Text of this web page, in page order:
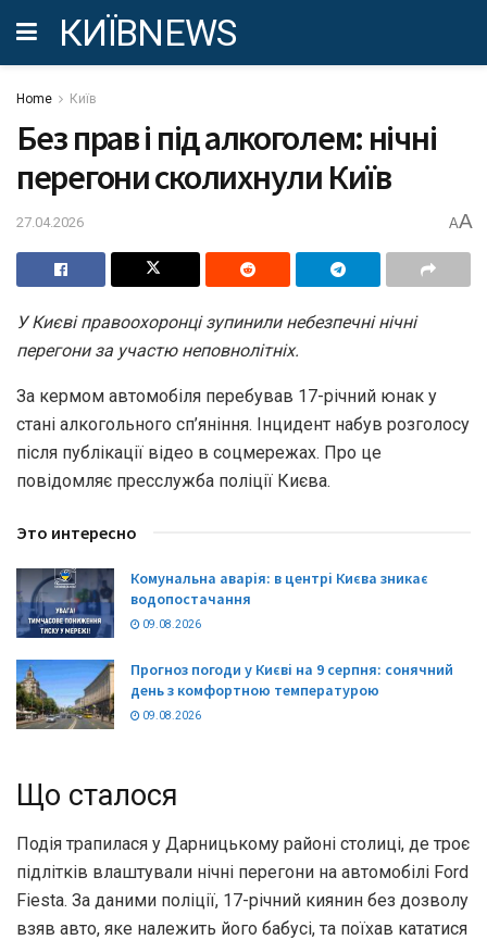
КИЇВNEWS
Home Київ
Без прав і під алкоголем: нічні
перегони сколихнули Київ
27.04.2026 AA
У Києві правоохоронці зупинили небезпечні нічні
перегони за участю неповнолітніх.
За кермом автомобіля перебував 17-річний юнак у
стані алкогольного сп’яніння. Інцидент набув розголосу
після публікації відео в соцмережах. Про це
повідомляє пресслужба поліції Києва.
Это интересно
Комунальна аварія: в центрі Києва зникає
водопостачання
09.08.2026
Прогноз погоди у Києві на 9 серпня: сонячний
день з комфортною температурою
09.08.2026
Що сталося
Подія трапилася у Дарницькому районі столиці, де троє
підлітків влаштували нічні перегони на автомобілі Ford
Fiesta. За даними поліції, 17-річний киянин без дозволу
взяв авто, яке належить його бабусі, та поїхав кататися